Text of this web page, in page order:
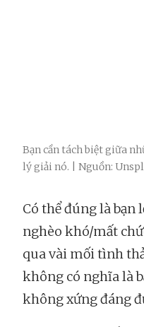
Bạn cần tách biệt giữa
lý giải nó. | Nguồn:
Có thể đúng là
nghèo khó/mất
qua vài mối tình
không có nghĩa là
không xứng đáng